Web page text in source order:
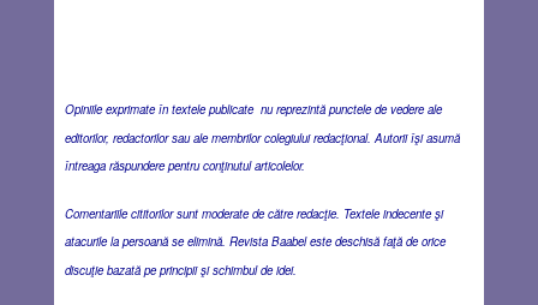
Opiniile exprimate în textele publicate nu reprezintă punctele de vedere ale
editorilor, redactorilor sau ale membrilor colegiului redacţional. Autorii îşi asumă
întreaga răspundere pentru conţinutul articolelor.
Comentariile cititorilor sunt moderate de către redacţie. Textele indecente şi
atacurile la persoană se elimină. Revista Baabel este deschisă faţă de orice
discuţie bazată pe principii şi schimbul de idei.